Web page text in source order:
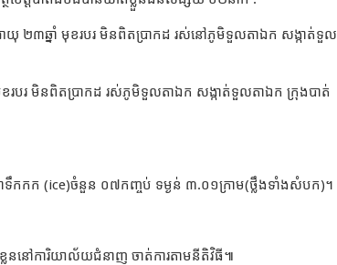
២៣ឆ្នាំ មុខរបរ មិនពិតប្រាកដ រស់នៅភូមិទួលតាឯក សង្កាត់ទួល
របរ មិនពិតប្រាកដ រស់ភូមិទួលតាឯក សង្កាត់ទួលតាឯក ក្រុងបាត់
ទឹកកក (ice)ចំនួន ០៧កញ្ចប់ ទម្ងន់ ៣.០១ក្រាម(ថ្លឹងទាំងសំបក)។
លួននៅការិយាល័យជំនាញ ចាត់ការតាមនីតិវិធី៕